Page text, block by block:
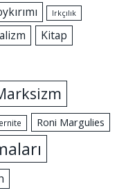
Irkçılık
Kitap
Roni Margulies